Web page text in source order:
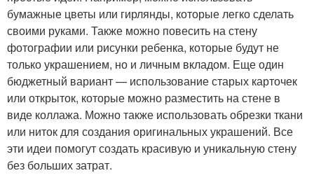
бумажные цветы или гирлянды, которые легко сделать
своими руками. Также можно повесить на стену
фотографии или рисунки ребенка, которые будут не
только украшением, но и личным вкладом. Еще один
бюджетный вариант — использование старых карточек
или открыток, которые можно разместить на стене в
виде коллажа. Можно также использовать обрезки ткани
или ниток для создания оригинальных украшений. Все
эти идеи помогут создать красивую и уникальную стену
без больших затрат.